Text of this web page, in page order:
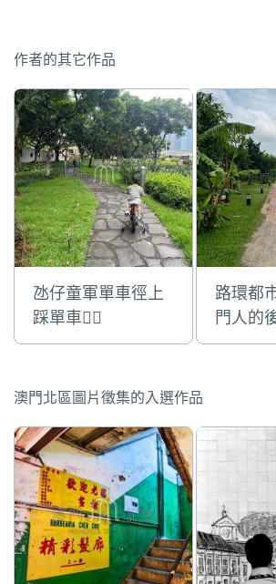
作者的其它作品
氹仔童軍單車徑上
踩單車🚴‍♀️
路環都
門人的
澳門北區圖片徵集的入選作品